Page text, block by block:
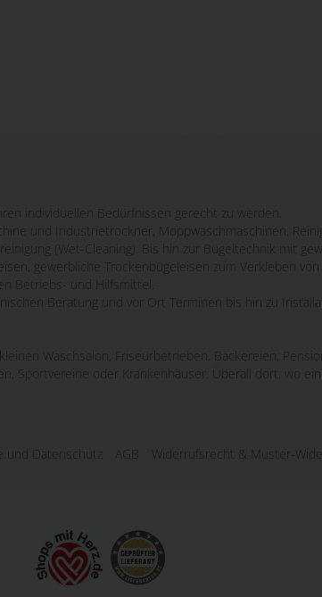
individuellen Bedürfnissen gerecht zu werden.
und Industrietrockner, Moppwaschmaschinen,
(Wet-Cleaning). Bis hin zur Bügeltechnik mit
gewerbliche Trockenbügeleisen zum Verkleben
Betriebs- und Hilfsmittel.
Beratung und vor Ort Terminen bis hin zu
Waschsalon, Friseurbetrieben, Bäckereien,
Sportvereine oder Krankenhäuser. Überall dort, wo
und Datenschutz AGB Widerrufsrecht & Muster-